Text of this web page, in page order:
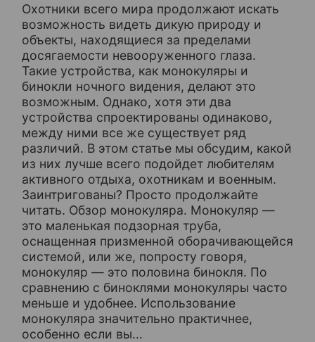
Охотники всего мира продолжают искать
возможность видеть дикую природу и
объекты, находящиеся за пределами
досягаемости невооруженного глаза.
Такие устройства, как монокуляры и
бинокли ночного видения, делают это
возможным. Однако, хотя эти два
устройства спроектированы одинаково,
между ними все же существует ряд
различий. В этом статье мы обсудим, какой
из них лучше всего подойдет любителям
активного отдыха, охотникам и военным.
Заинтригованы? Просто продолжайте
читать. Обзор монокуляра. Монокуляр —
это маленькая подзорная труба,
оснащенная призменной оборачивающейся
системой, или же, попросту говоря,
монокуляр — это половина бинокля. По
сравнению с биноклями монокуляры часто
меньше и удобнее. Использование
монокуляра значительно практичнее,
особенно если вы...